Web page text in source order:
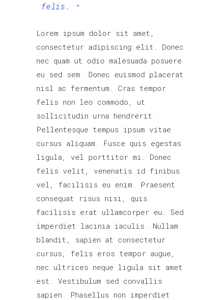
felis.
Lorem ipsum dolor sit amet,
consectetur adipiscing elit. Donec
nec quam ut odio malesuada posuere
eu sed sem. Donec euismod placerat
nisl ac fermentum. Cras tempor
felis non leo commodo, ut
sollicitudin urna hendrerit.
Pellentesque tempus ipsum vitae
cursus aliquam. Fusce quis egestas
ligula, vel porttitor mi. Donec
felis velit, venenatis id finibus
vel, facilisis eu enim. Praesent
consequat risus nisi, quis
facilisis erat ullamcorper eu. Sed
imperdiet lacinia iaculis. Nullam
blandit, sapien at consectetur
cursus, felis eros tempor augue,
nec ultrices neque ligula sit amet
est. Vestibulum sed convallis
sapien. Phasellus non imperdiet